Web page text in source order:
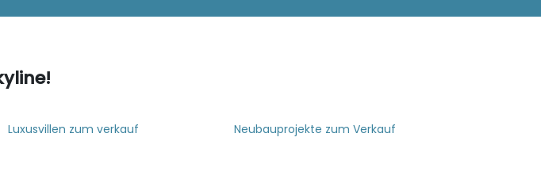
Luxusvillen zum verkauf Neubauprojekte zum Verkauf